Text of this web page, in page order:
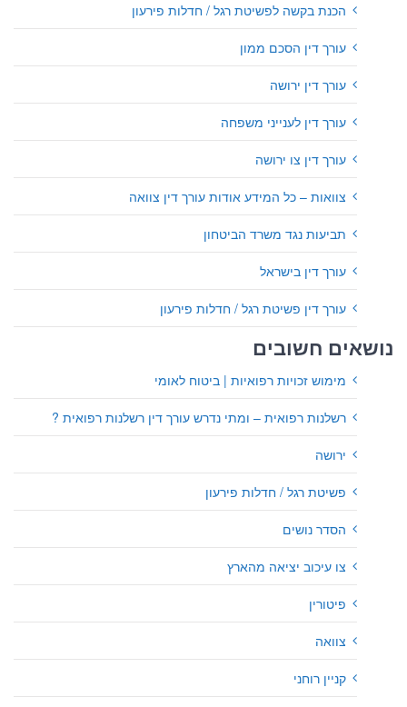
הכנת בקשה לפשיטת רגל / חדלות פירעון
עורך דין הסכם ממון
עורך דין ירושה
עורך דין לענייני משפחה
עורך דין צו ירושה
צוואות – כל המידע אודות עורך דין צוואה
תביעות נגד משרד הביטחון
עורך דין בישראל
עורך דין פשיטת רגל / חדלות פירעון
נושאים חשובים
מימוש זכויות רפואיות | ביטוח לאומי
רשלנות רפואית – ומתי נדרש עורך דין רשלנות רפואית ?
ירושה
פשיטת רגל / חדלות פירעון
הסדר נושים
צו עיכוב יציאה מהארץ
פיטורין
צוואה
קניין רוחני